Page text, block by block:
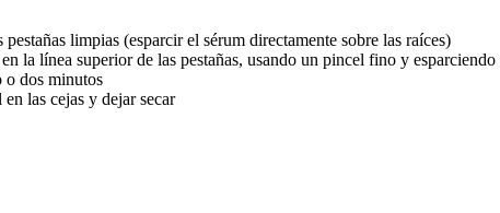
limpias (esparcir el sérum directamente sobre las raíces)
la línea superior de las pestañas, usando un pincel fino y
o dos minutos
las cejas y dejar secar